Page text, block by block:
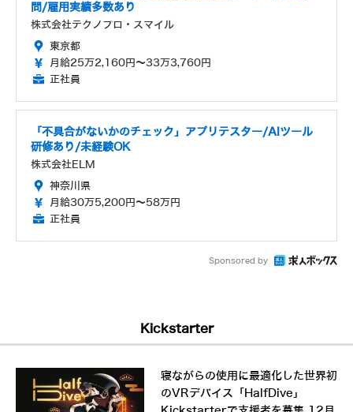
問/雇用実績多数あり
株式会社テクノプロ・スマイル
東京都
月給25万2,160円～33万3,760円
正社員
「不具合がないかのチェック」アプリテスター/AIツール
研修あり/未経験OK
株式会社ELM
神奈川県
月給30万5,200円～58万円
正社員
Sponsored by
Kickstarter
寝ながらの使用に最適化した世界初
のVRデバイス「HalfDive」